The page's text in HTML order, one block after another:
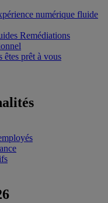
numérique fluide
Remédiations
êtes prêt à vous